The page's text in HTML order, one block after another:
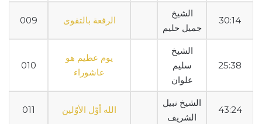
009 الرفعة بالتقوى
الشيخ
جميل حليم
30:14
010
يوم عظيم هو
عاشوراء
الشيخ
سليم
علوان
25:38
011 الله أوّل الأوّلين
الشيخ نبيل
الشريف
43:24